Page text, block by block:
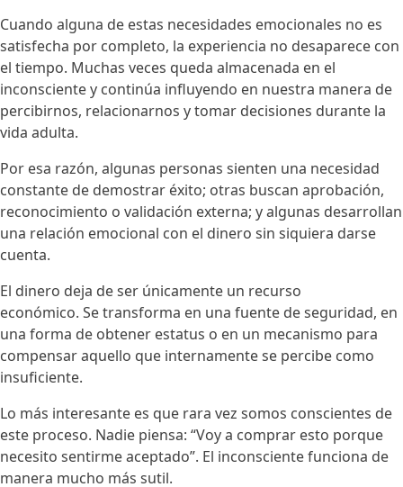
Cuando alguna de estas necesidades emocionales no es
satisfecha por completo, la experiencia no desaparece con
el tiempo. Muchas veces queda almacenada en el
inconsciente y continúa influyendo en nuestra manera de
percibirnos, relacionarnos y tomar decisiones durante la
vida adulta.
Por esa razón, algunas personas sienten una necesidad
constante de demostrar éxito; otras buscan aprobación,
reconocimiento o validación externa; y algunas desarrollan
una relación emocional con el dinero sin siquiera darse
cuenta.
El dinero deja de ser únicamente un recurso
económico. Se transforma en una fuente de seguridad, en
una forma de obtener estatus o en un mecanismo para
compensar aquello que internamente se percibe como
insuficiente.
Lo más interesante es que rara vez somos conscientes de
este proceso. Nadie piensa: “Voy a comprar esto porque
necesito sentirme aceptado”. El inconsciente funciona de
manera mucho más sutil.